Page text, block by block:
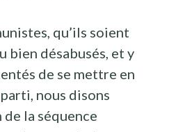
qu’ils soient
bien désabusés, et y
de se mettre en
nous disons
de la séquence